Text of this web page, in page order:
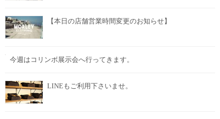
【本日の店舗営業時間変更のお知らせ】
今週はコリンボ展示会へ行ってきます。
LINEもご利用下さいませ。